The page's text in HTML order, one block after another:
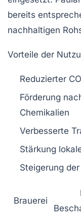
bereits
nachhaltigen
Vorteile der
Reduzierter
Förderung
Chemikalien
Verbesserte
Stärkung
Steigerung
Brauerei